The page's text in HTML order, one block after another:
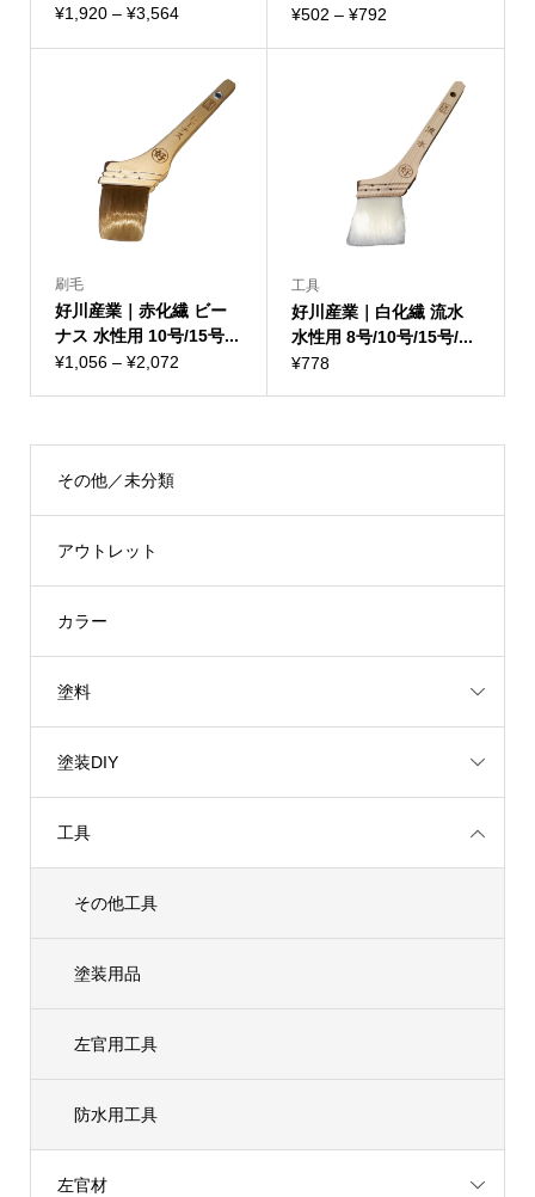
¥1,920 – ¥3,564価
¥1,920
–
¥3,564
¥502 – ¥792
¥792
刷毛
好川産業｜赤化繊 ビー
ナス 水性用 10号/15号...
¥1,056 – ¥2,072価
工具
好川産業｜白化繊 流水
水性用 8号/10号/15号/...
¥778
その他／未分類
アウトレット
カラー
塗料
塗装DIY
工具
その他工具
塗装用品
左官用工具
防水用工具
左官材